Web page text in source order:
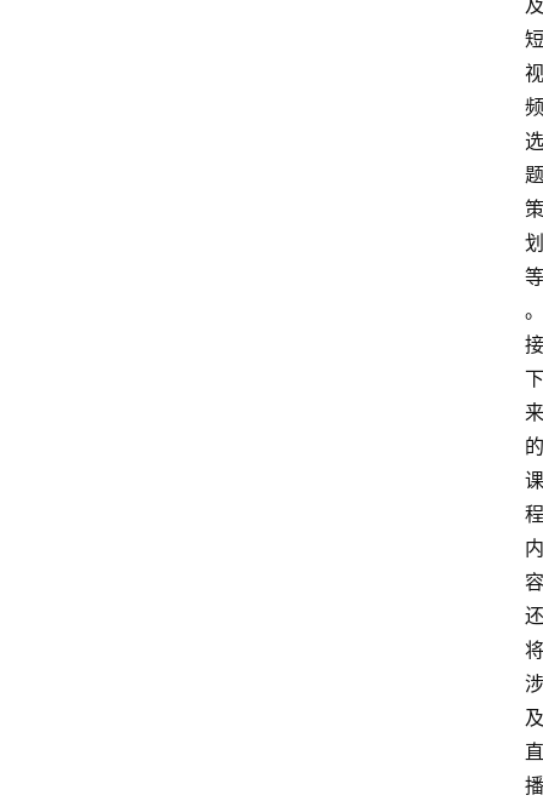
及
短
视
频
选
题
策
划
等
。
接
下
来
的
课
程
内
容
还
将
涉
及
直
播